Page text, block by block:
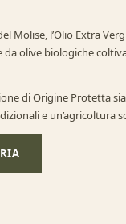
Molise, l’Olio Extra
da olive biologiche
di Origine Protetta
e un’agricoltura